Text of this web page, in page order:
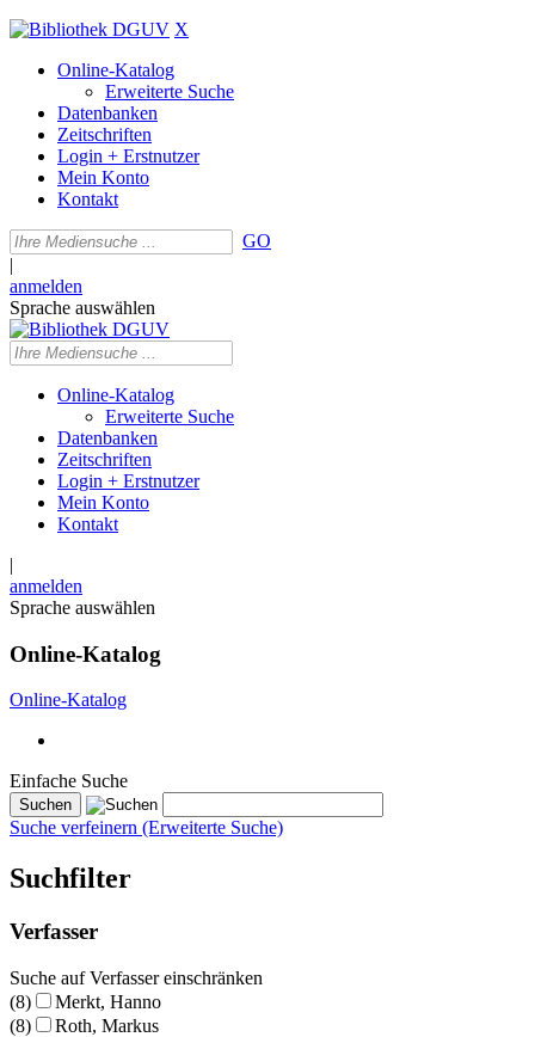
X
Online-Katalog
Erweiterte Suche
Datenbanken
Zeitschriften
Login + Erstnutzer
Mein Konto
Kontakt
GO
|
anmelden
Sprache auswählen
Online-Katalog
Erweiterte Suche
Datenbanken
Zeitschriften
Login + Erstnutzer
Mein Konto
Kontakt
|
anmelden
Sprache auswählen
Online-Katalog
Online-Katalog
Einfache Suche
Suche verfeinern (Erweiterte Suche)
Suchfilter
Verfasser
Suche auf Verfasser einschränken
(8)
Merkt, Hanno
(8)
Roth, Markus